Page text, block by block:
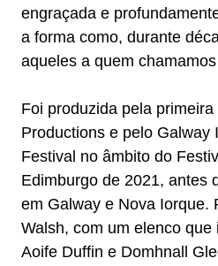
engraçada e
a forma como, durante
aqueles a quem chamamos
Foi produzida pela
Productions e pelo Galway
Festival no âmbito do
Edimburgo de 2021, antes
em Galway e Nova Iorque.
Walsh, com um elenco que
Aoife Duffin e Domhnall